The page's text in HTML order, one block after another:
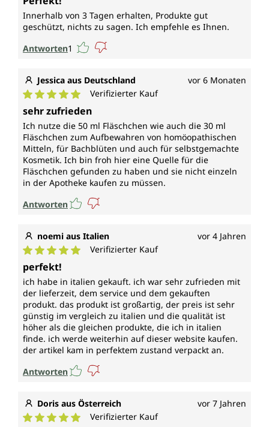
Innerhalb von 3 Tagen erhalten, Produkte gut
geschützt, nichts zu sagen. Ich empfehle es Ihnen.
Antworten1
Jessica aus Deutschland vor 6 Monaten
Durchschnittliche Bewertung von 5 von 5 Sternen
Verifizierter Kauf
sehr zufrieden
Ich nutze die 50 ml Fläschchen wie auch die 30 ml
Fläschchen zum Aufbewahren von homöopathischen
Mitteln, für Bachblüten und auch für selbstgemachte
Kosmetik. Ich bin froh hier eine Quelle für die
Fläschchen gefunden zu haben und sie nicht einzeln
in der Apotheke kaufen zu müssen.
Antworten
noemi aus Italien vor 4 Jahren
Durchschnittliche Bewertung von 5 von 5 Sternen
Verifizierter Kauf
perfekt!
ich habe in italien gekauft. ich war sehr zufrieden mit
der lieferzeit, dem service und dem gekauften
produkt. das produkt ist großartig, der preis ist sehr
günstig im vergleich zu italien und die qualität ist
höher als die gleichen produkte, die ich in italien
finde. ich werde weiterhin auf dieser website kaufen.
der artikel kam in perfektem zustand verpackt an.
Antworten
Doris aus Österreich vor 7 Jahren
Verifizierter Kauf